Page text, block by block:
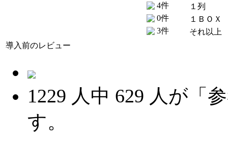
4件
0件
3件
１列
１ＢＯＸ
それ以上
導入前のレビュー
1229 人中 629 人が「
す。